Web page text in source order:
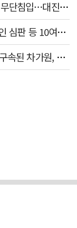
"호남반도체 방해 말라"며 미군기지 무단침입…대진연 회원 3명 '구속'
축구협회, 15년 전 월드컵 예선 외국인 심판 등 10여명에 '성 접대'
이승기, 전세금 105억원 날리나?…"구속된 차가원, 형사 범죄 영역"